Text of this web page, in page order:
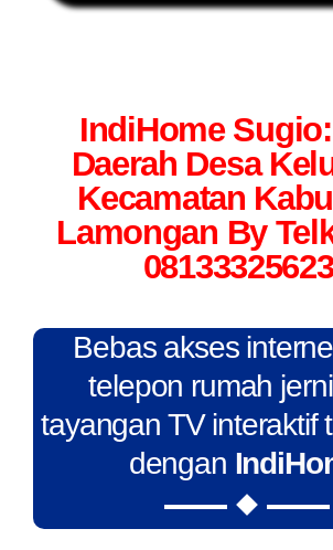
IndiHome
Daerah Desa
Kecamatan
Lamongan By
Bebas akses
telepon rumah
tayangan TV interaktif
dengan